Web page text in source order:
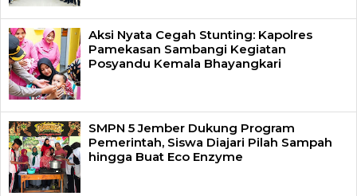
Aksi Nyata Cegah Stunting: Kapolres
Pamekasan Sambangi Kegiatan
Posyandu Kemala Bhayangkari
SMPN 5 Jember Dukung Program
Pemerintah, Siswa Diajari Pilah Sampah
hingga Buat Eco Enzyme